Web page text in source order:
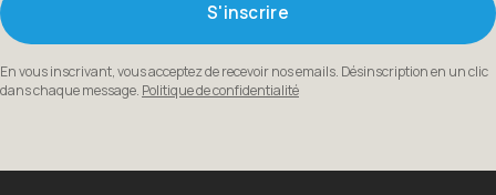
S'inscrire
En vous inscrivant, vous acceptez de recevoir nos emails. Désinscription en un clic
dans chaque message. Politique de confidentialité